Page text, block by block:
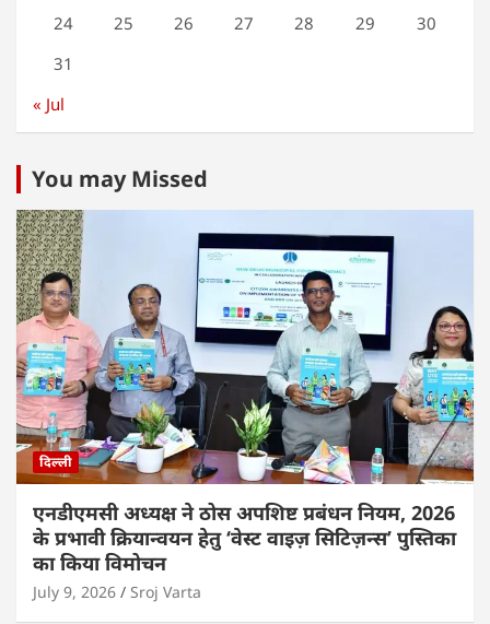
24 25 26 27 28 29
30
31
« Jul
You may Missed
दिल्ली
एनडीएमसी अध्यक्ष ने ठोस अपशिष्ट प्रबंधन नियम, 2026
के प्रभावी क्रियान्वयन हेतु ‘वेस्ट वाइज़ सिटिज़न्स’ पुस्तिका
का किया विमोचन
July 9, 2026 Sroj Varta